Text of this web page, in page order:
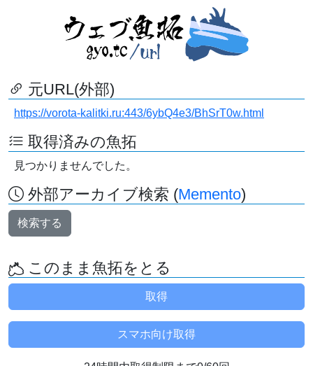
元URL(外部)
https://vorota-kalitki.ru:443/6ybQ4e3/BhSrT0w.html
取得済みの魚拓
見つかりませんでした。
外部アーカイブ検索 (Memento)
検索する
このまま魚拓をとる